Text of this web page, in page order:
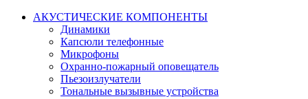
АКУСТИЧЕСКИЕ КОМПОНЕНТЫ
Динамики
Капсюли телефонные
Микрофоны
Охранно-пожарный оповещатель
Пьезоизлучатели
Тональные вызывные устройства